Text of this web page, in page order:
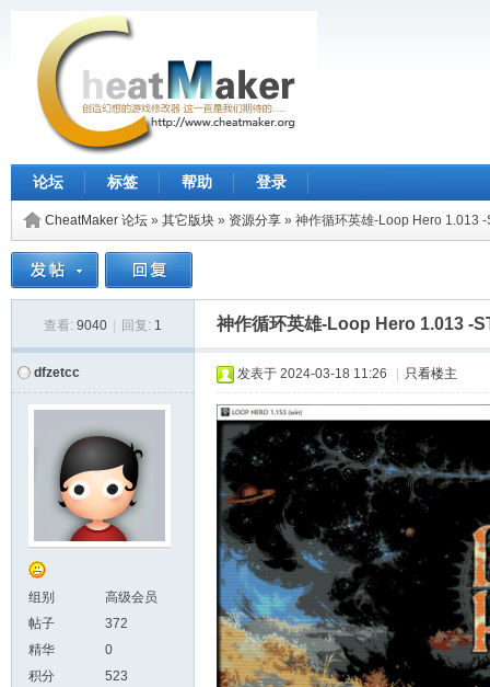
论坛 标签 帮助 登录
CheatMaker 论坛 » 其它版块 » 资源分享 » 神作循环英雄-Loop Hero 1.013 -
查看: 9040 回复: 1 神作循环英雄-Loop Hero 1.013 -
dfzetcc
组别
高级会员
帖子
372
精华
0
积分
523
发表于 2024-03-18 11:26 只看楼主